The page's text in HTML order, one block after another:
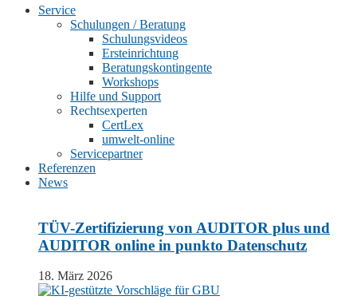
Service
Schulungen / Beratung
Schulungsvideos
Ersteinrichtung
Beratungskontingente
Workshops
Hilfe und Support
Rechtsexperten
CertLex
umwelt-online
Servicepartner
Referenzen
News
TÜV-Zertifizierung von AUDITOR plus und
AUDITOR online in punkto Datenschutz
18. März 2026